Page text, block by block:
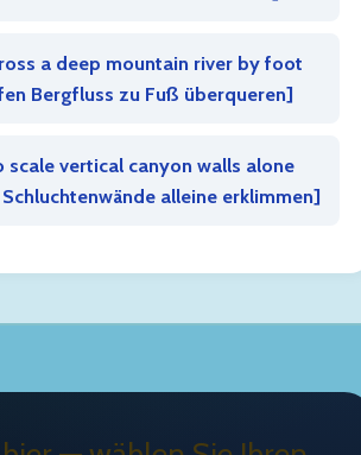
a deep mountain river by foot
Bergfluss zu Fuß überqueren]
scale vertical canyon walls alone
alleine erklimmen]